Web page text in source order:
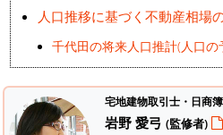
人口推移に基づく不動産相場
千代田の将来人口推計(人口の
宅地建物取引士・日商
岩野 愛弓 (監修者)